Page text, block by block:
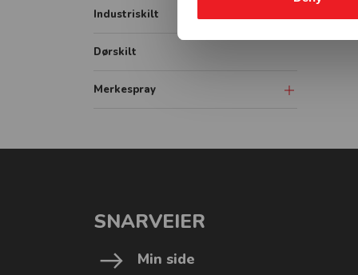
Varslingsutstyr
Vassdrag forbudsskilt
Vassdrag underskilt
IMO Combination signs
Industriskilt
Dørskilt
Merkespray
Linjemarkering
SNARVEIER
Min side